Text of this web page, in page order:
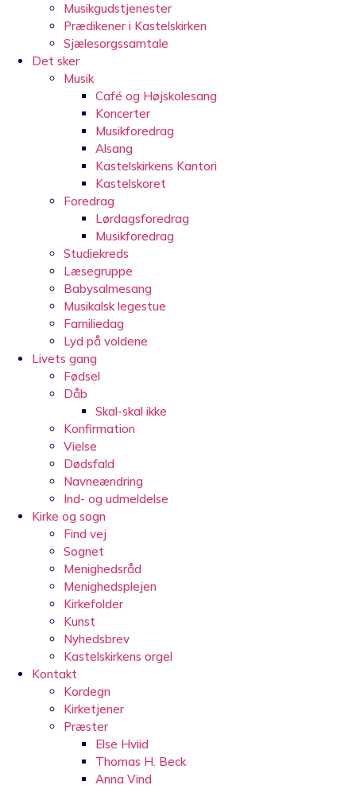
Musikgudstjenester
Prædikener i Kastelskirken
Sjælesorgssamtale
Det sker
Musik
Café og Højskolesang
Koncerter
Musikforedrag
Alsang
Kastelskirkens Kantori
Kastelskoret
Foredrag
Lørdagsforedrag
Musikforedrag
Studiekreds
Læsegruppe
Babysalmesang
Musikalsk legestue
Familiedag
Lyd på voldene
Livets gang
Fødsel
Dåb
Skal-skal ikke
Konfirmation
Vielse
Dødsfald
Navneændring
Ind- og udmeldelse
Kirke og sogn
Find vej
Sognet
Menighedsråd
Menighedsplejen
Kirkefolder
Kunst
Nyhedsbrev
Kastelskirkens orgel
Kontakt
Kordegn
Kirketjener
Præster
Else Hviid
Thomas H. Beck
Anna Vind